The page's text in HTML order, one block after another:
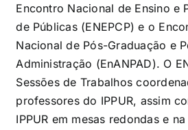
Encontro Nacional de Ensino e
de Públicas (ENEPCP) e o
Nacional de Pós-Graduação e
Administração (EnANPAD). O
Sessões de Trabalhos
professores do IPPUR, assim
IPPUR em mesas redondas e